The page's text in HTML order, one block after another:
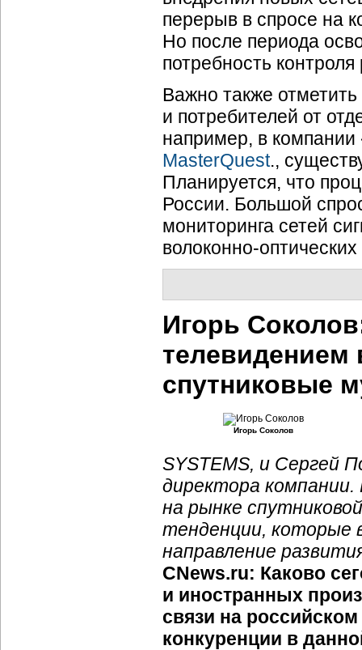
перерыв в спросе на
Но после периода
потребность
Важно также
и потребителей от
например, в
MasterQuest.,
Планируется, что
России. Большой
мониторинга сетей
волоконно-оптических
Игорь
телевидением
спутниковые
Игорь Соколов
SYSTEMS, и Сергей
директора
на рынке
тенденции, которые
направление
CNews.ru: Каково
и иностранных
связи на
конкуренции в